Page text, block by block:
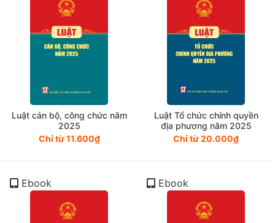
Luật cán bộ, công chức năm
2025
Chỉ từ 11.600₫
Luật Tổ chức chính quyền
địa phương năm 2025
Chỉ từ 20.000₫
Ebook Ebook